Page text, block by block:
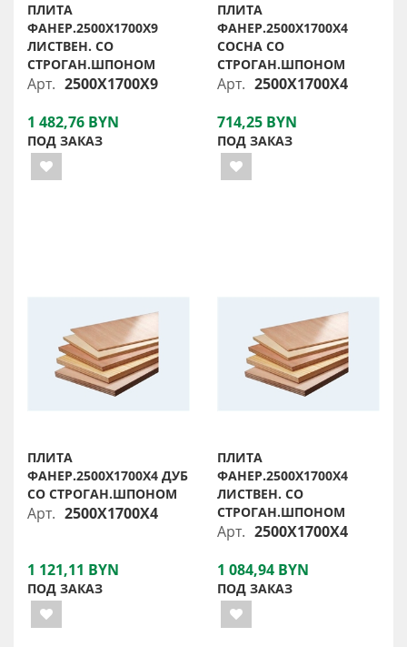
ПЛИТА
ФАНЕР.2500X1700X9
ЛИСТВЕН. СО
СТРОГАН.ШПОНОМ
Арт. 2500X1700X9
1 482,76 BYN
ПОД ЗАКАЗ
ПЛИТА
ФАНЕР.2500X1700X4
СОСНА СО
СТРОГАН.ШПОНОМ
Арт. 2500X1700X4
714,25 BYN
ПОД ЗАКАЗ
ПЛИТА
ФАНЕР.2500X1700X4 ДУБ
СО СТРОГАН.ШПОНОМ
Арт. 2500X1700X4
1 121,11 BYN
ПОД ЗАКАЗ
ПЛИТА
ФАНЕР.2500X1700X4
ЛИСТВЕН. СО
СТРОГАН.ШПОНОМ
Арт. 2500X1700X4
1 084,94 BYN
ПОД ЗАКАЗ